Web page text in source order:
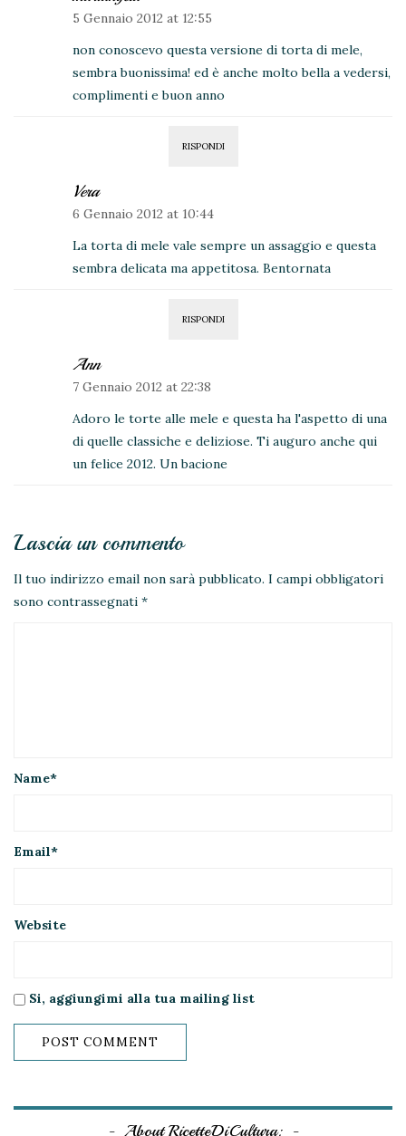
5 Gennaio 2012 at 12:55
non conoscevo questa versione di torta di mele,
sembra buonissima! ed è anche molto bella a vedersi,
complimenti e buon anno
RISPONDI
Vera
6 Gennaio 2012 at 10:44
La torta di mele vale sempre un assaggio e questa
sembra delicata ma appetitosa. Bentornata
RISPONDI
Ann
7 Gennaio 2012 at 22:38
Adoro le torte alle mele e questa ha l'aspetto di una
di quelle classiche e deliziose. Ti auguro anche qui
un felice 2012. Un bacione
Lascia un commento
Il tuo indirizzo email non sarà pubblicato. I campi obbligatori
sono contrassegnati *
Name*
Email*
Website
Si, aggiungimi alla tua mailing list
About RicetteDiCultura: